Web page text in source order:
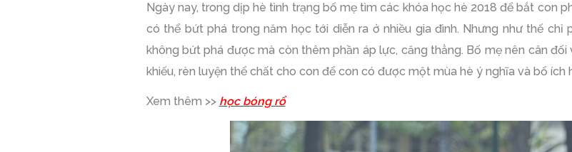
Ngày nay, trong dịp hè tình trạng bố mẹ tìm các khóa học hè 2018 để bắt con
có thể bứt phá trong năm học tới diễn ra ở nhiều gia đình. Nhưng như thế chỉ
không bứt phá được mà còn thêm phần áp lực, căng thẳng. Bố mẹ nên cân
khiếu, rèn luyện thể chất cho con để con có được một mùa hè ý nghĩa và bổ ích
Xem thêm >> học bóng rổ